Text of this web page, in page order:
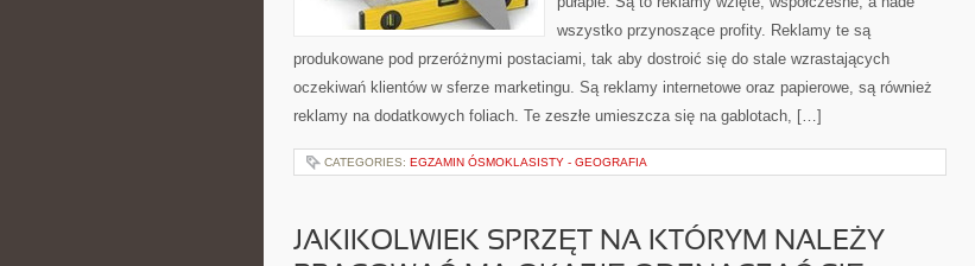
wszystko przynoszące profity. Reklamy te są
produkowane pod przeróżnymi postaciami, tak aby dostroić się do stale wzrastających
oczekiwań klientów w sferze marketingu. Są reklamy internetowe oraz papierowe, są również
reklamy na dodatkowych foliach. Te zeszłe umieszcza się na gablotach, […]
CATEGORIES: EGZAMIN ÓSMOKLASISTY - GEOGRAFIA
JAKIKOLWIEK SPRZĘT NA KTÓRYM NALEŻY